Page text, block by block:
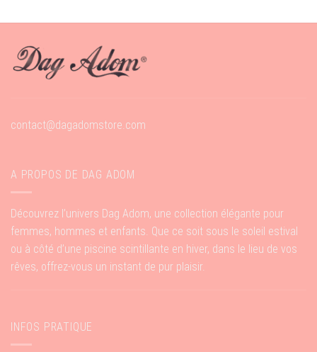
contact@dagadomstore.com
A PROPOS DE DAG ADOM
Découvrez l’univers Dag Adom, une collection élégante pour
femmes, hommes et enfants. Que ce soit sous le soleil estival
ou à côté d’une piscine scintillante en hiver, dans le lieu de vos
rêves, offrez-vous un instant de pur plaisir.
INFOS PRATIQUE